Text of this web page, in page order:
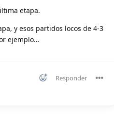
etapa.
y esos partidos locos de 4-3
ejemplo…
Responder